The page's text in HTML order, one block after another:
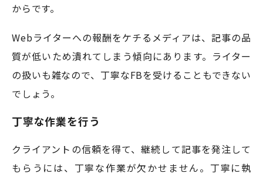
からです。
Webライターへの報酬をケチるメディアは、記事の品
質が低いため潰れてしまう傾向にあります。ライター
の扱いも雑なので、丁寧なFBを受けることもできない
でしょう。
丁寧な作業を行う
クライアントの信頼を得て、継続して記事を発注して
もらうには、丁寧な作業が欠かせません。丁寧に執